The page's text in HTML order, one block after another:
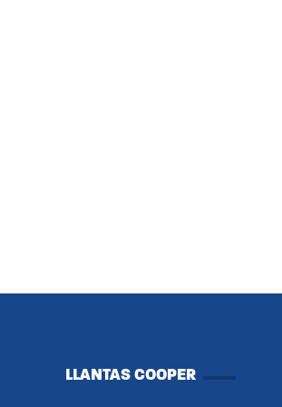
LLANTAS COOPER